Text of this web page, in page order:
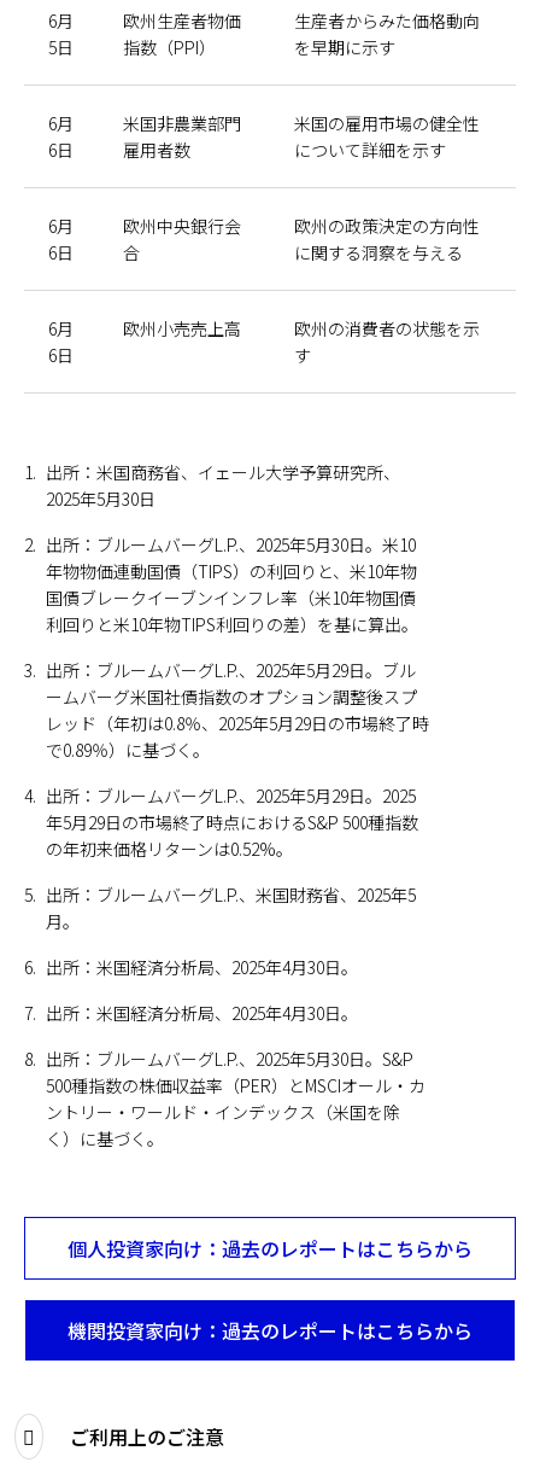
6月
5日
欧州生産者物価
指数（PPI）
生産者からみた価格動向
を早期に示す
6月
6日
米国非農業部門
雇用者数
米国の雇用市場の健全性
について詳細を示す
6月
6日
欧州中央銀行会
合
欧州の政策決定の方向性
に関する洞察を与える
6月
6日
欧州小売売上高
欧州の消費者の状態を示
す
1. 出所：米国商務省、イェール大学予算研究所、
2025年5月30日
2. 出所：ブルームバーグL.P.、2025年5月30日。米10
年物物価連動国債（TIPS）の利回りと、米10年物
国債ブレークイーブンインフレ率（米10年物国債
利回りと米10年物TIPS利回りの差）を基に算出。
3. 出所：ブルームバーグL.P.、2025年5月29日。ブル
ームバーグ米国社債指数のオプション調整後スプ
レッド（年初は0.8％、2025年5月29日の市場終了時
で0.89％）に基づく。
4. 出所：ブルームバーグL.P.、2025年5月29日。2025
年5月29日の市場終了時点におけるS&P 500種指数
の年初来価格リターンは0.52%。
5. 出所：ブルームバーグL.P.、米国財務省、2025年5
月。
6. 出所：米国経済分析局、2025年4月30日。
7. 出所：米国経済分析局、2025年4月30日。
8. 出所：ブルームバーグL.P.、2025年5月30日。S&P
500種指数の株価収益率（PER）とMSCIオール・カ
ントリー・ワールド・インデックス（米国を除
く）に基づく。
個人投資家向け：過去のレポートはこちらから
機関投資家向け：過去のレポートはこちらから
ご利用上のご注意